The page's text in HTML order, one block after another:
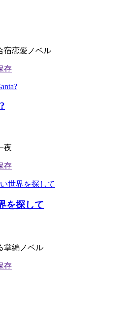
宿恋愛ノベル
夜
を探して
掌編ノベル